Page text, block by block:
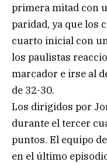
primera mitad con
paridad, ya que los
cuarto inicial con
los paulistas
marcador e irse al
de 32-30.
Los dirigidos por
durante el tercer
puntos. El equipo
en el último